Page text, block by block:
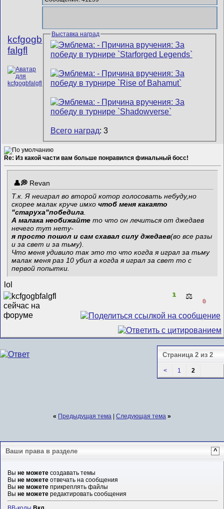
kcfgogb
falgfl
Выставка наград
Всего наград: 3
Re: Из какой части вам больше понравился финальный босс!
Revan
Т.к. Я неиграл во второй котор голосовать небуду,но
скорее малак круче имхочтоб меня какаято
"старуха"победила
А малака необижайте то что он лечиться от джедаев
нечего тут нету-
я просто пошол и сам схавал силу джедаев(во все разы
и за свет и за тьму).
Что меня удивило так это то что когда я играл за тьму
малак меня раз 10 убил а когда я играл за свет то с
первой попытки
lol
1 ⚖️
0
Страница 2 из 2
< 1 2
« Предыдущая тема Следующая тема »
Ваши права в разделе ^
Вы не можетесоздавать темы
Вы не можетеотвечать на сообщения
Вы не можетеприкреплять файлы
Вы не можетередактировать сообщения